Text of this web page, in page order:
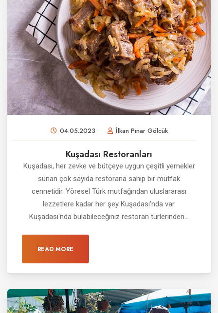
04.05.2023 İlkan Pınar Gölcük
Kuşadası Restoranları
Kuşadası, her zevke ve bütçeye uygun çeşitli yemekler
sunan çok sayıda restorana sahip bir mutfak
cennetidir. Yöresel Türk mutfağından uluslararası
lezzetlere kadar her şey Kuşadası'nda var.
Kuşadası'nda bulabileceğiniz restoran türlerinden...
READ MORE